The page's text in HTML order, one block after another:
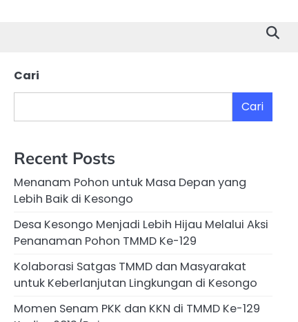
Cari
Cari
Recent Posts
Menanam Pohon untuk Masa Depan yang
Lebih Baik di Kesongo
Desa Kesongo Menjadi Lebih Hijau Melalui Aksi
Penanaman Pohon TMMD Ke-129
Kolaborasi Satgas TMMD dan Masyarakat
untuk Keberlanjutan Lingkungan di Kesongo
Momen Senam PKK dan KKN di TMMD Ke-129